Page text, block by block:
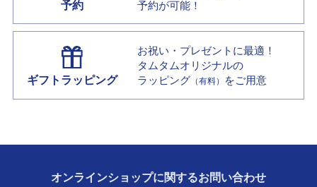
予約
予約が可能！
ギフトラッピング
お祝い・プレゼントに最適！
タムタムオリジナルの
ラッピング （有料） をご用意
オンラインショップに関するお問い合わせ